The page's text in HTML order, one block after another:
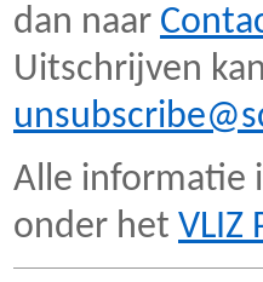
dan naar
Uitschrijven
Alle informatie
onder het VLIZ